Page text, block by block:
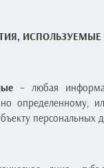
ИСПОЛЬЗУЕМЫЕ
– любая
определенному,
персональных